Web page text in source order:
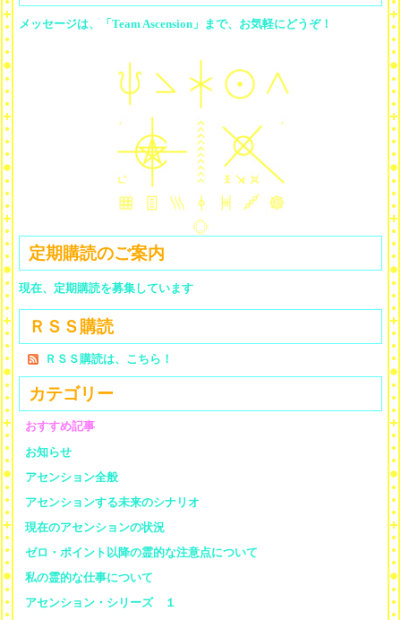
メッセージは、「Team Ascension」まで、お気軽にどうぞ！
定期購読のご案内
現在、定期購読を募集しています
ＲＳＳ購読
ＲＳＳ購読は、こちら！
カテゴリー
おすすめ記事
お知らせ
アセンション全般
アセンションする未来のシナリオ
現在のアセンションの状況
ゼロ・ポイント以降の霊的な注意点について
私の霊的な仕事について
アセンション・シリーズ １